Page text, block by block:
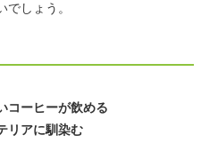
しょう。
コーヒーが飲める
リアに馴染む